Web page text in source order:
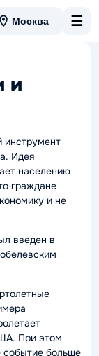
Москва ☰
и
инструмент
Идея
населению
граждане
и не
введен в
При этом
событие больше